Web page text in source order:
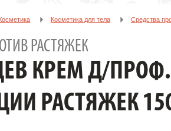
Косметика для тела Средства
РАСТЯЖЕК
КРЕМ Д/
РАСТЯЖЕК